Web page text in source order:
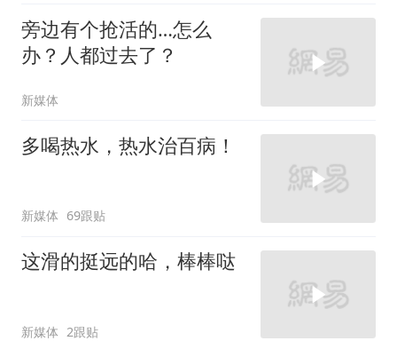
旁边有个抢活的…怎么
办？人都过去了？
新媒体
多喝热水，热水治百病！
新媒体 69跟贴
这滑的挺远的哈，棒棒哒
新媒体 2跟贴